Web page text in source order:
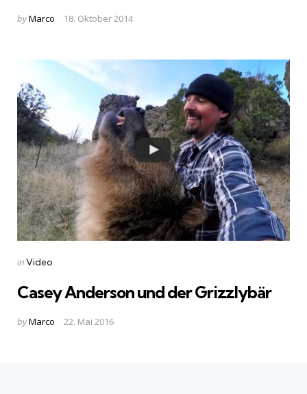
Posted
byMarco 18. Oktober 2014
Categories
Posted
inVideo
Casey Anderson und der Grizzlybär
Posted
byMarco 22. Mai 2016